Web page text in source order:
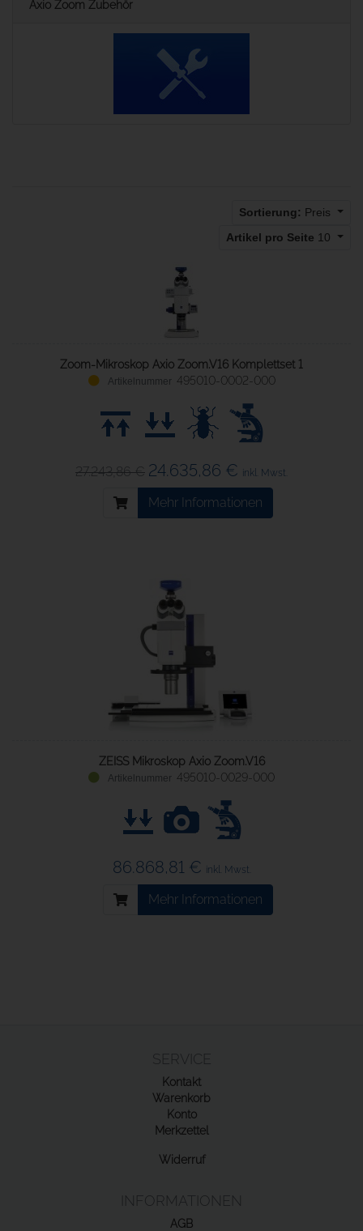
Axio Zoom Zubehör
Sortierung: Preis
Artikel pro Seite 10
Zoom-Mikroskop Axio Zoom.V16 Komplettset 1
495010-0002-000
27.243,86 € 24.635,86 € inkl. Mwst.
Mehr Informationen
ZEISS Mikroskop Axio Zoom.V16
495010-0029-000
86.868,81 € inkl. Mwst.
Mehr Informationen
SERVICE
Kontakt
Warenkorb
Konto
Merkzettel
Widerruf
INFORMATIONEN
AGB